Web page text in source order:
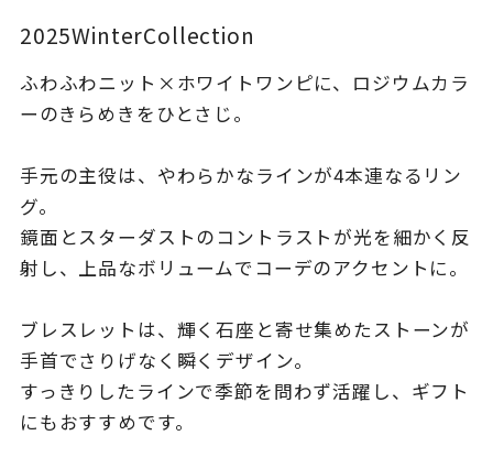
リングサイズ
～
メンズ
リングサイズ
～
価格
在庫 在庫ありのみ
2025WinterCollection
ふわふわニット×ホワイトワンピに、ロジウムカラ
ーのきらめきをひとさじ。
手元の主役は、やわらかなラインが4本連なるリン
グ。
鏡面とスターダストのコントラストが光を細かく反
射し、上品なボリュームでコーデのアクセントに。
ブレスレットは、輝く石座と寄せ集めたストーンが
手首でさりげなく瞬くデザイン。
すっきりしたラインで季節を問わず活躍し、ギフト
にもおすすめです。